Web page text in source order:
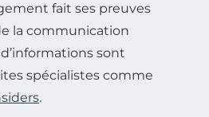
fait ses preuves
la communication
sont
spécialistes comme
.